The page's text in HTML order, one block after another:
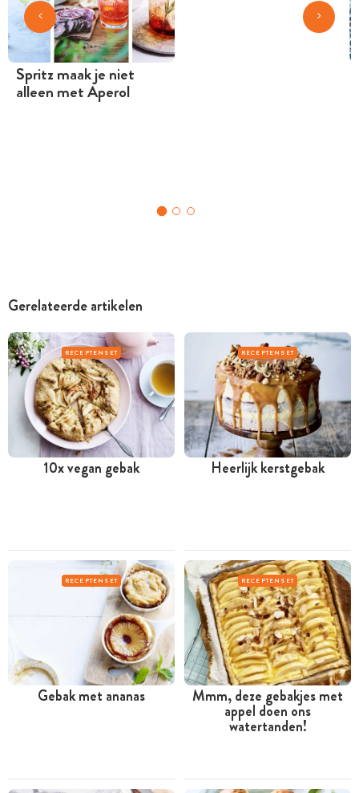
Spritz maak je niet
alleen met Aperol
Gerelateerde artikelen
RECEPTENSET
10x vegan gebak
RECEPTENSET
Heerlijk kerstgebak
RECEPTENSET
Gebak met ananas
RECEPTENSET
Mmm, deze gebakjes met
appel doen ons
watertanden!